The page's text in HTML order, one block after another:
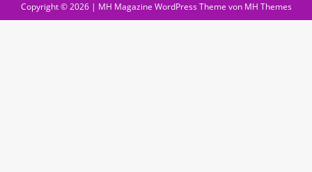
Copyright © 2026 | MH Magazine WordPress Theme von MH Themes